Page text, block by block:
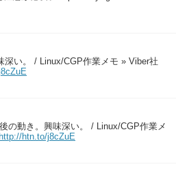
深い。 / Linux/CGP作業メモ » Viber社
の動き。興味深い。 / Linux/CGP作業メ
http://htn.to/j8cZuE